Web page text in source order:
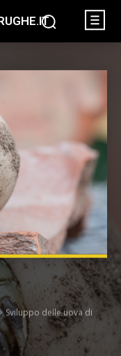
Sviluppo delle uova di